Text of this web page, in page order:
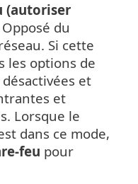
(autoriser
Opposé du
Si cette
les options de
et
et
Lorsque le
dans ce mode,
feu pour